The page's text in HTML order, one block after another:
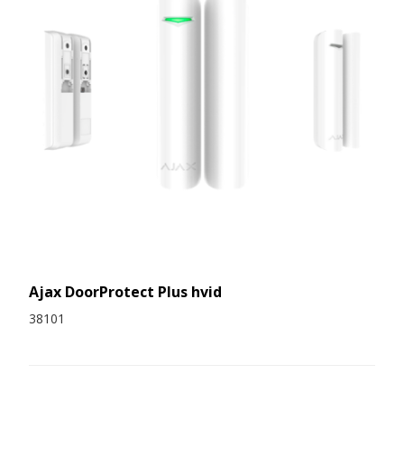
Ajax DoorProtect Plus hvid
38101